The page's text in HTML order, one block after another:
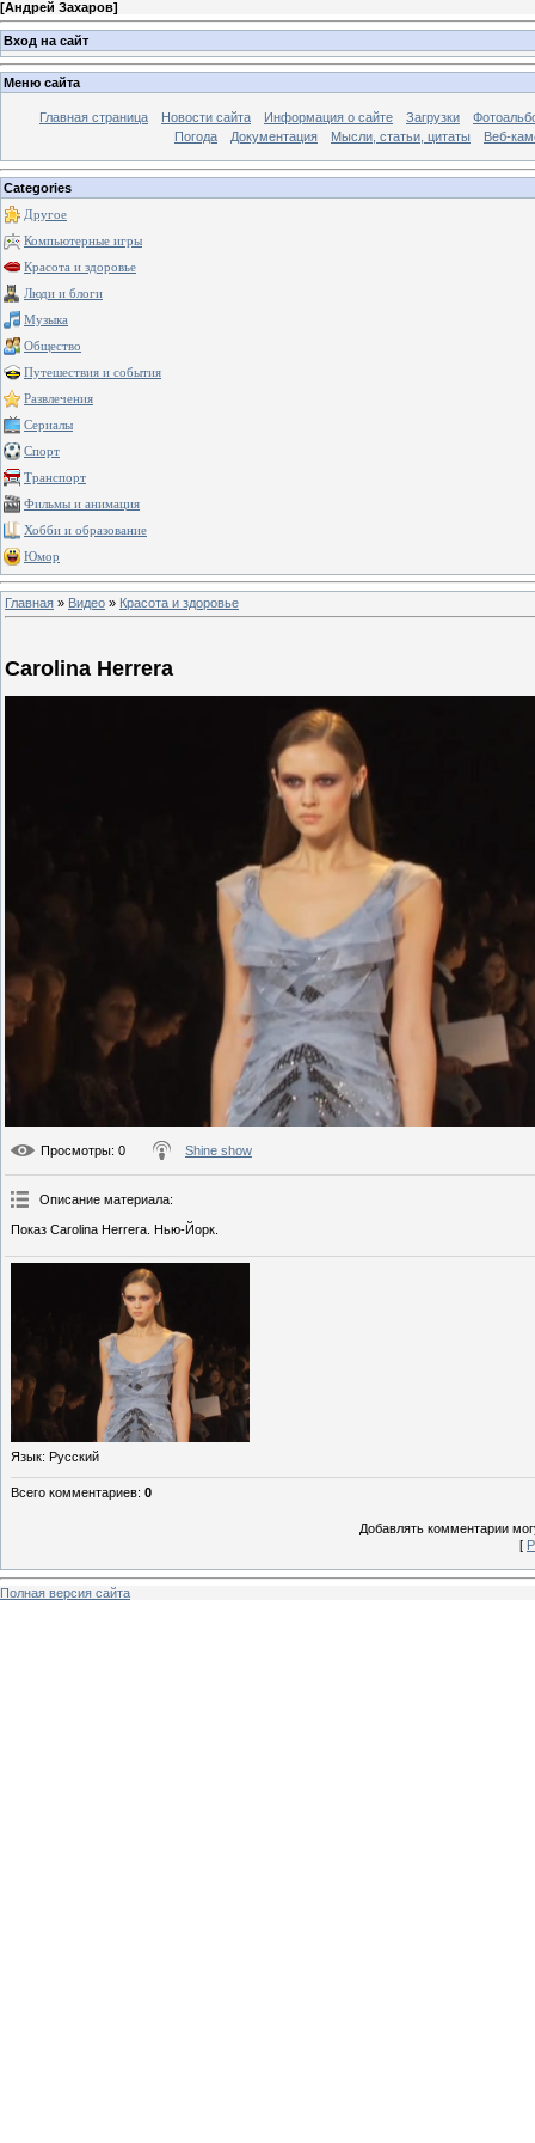
[Андрей Захаров]
Вход на сайт
Меню сайта
Главная страница Новости сайта Информация о сайте Загрузки
Погода
Документация Мысли, статьи, цитаты Веб-
Categories
Другое
Компьютерные игры
Красота и здоровье
Люди и блоги
Музыка
Общество
Путешествия и события
Развлечения
Сериалы
Спорт
Транспорт
Фильмы и анимация
Хобби и образование
Юмор
Главная » Видео » Красота и здоровье
Carolina Herrera
Просмотры: 0 Shine show
Описание материала:
Показ Carolina Herrera. Нью-Йорк.
Язык: Русский
Всего комментариев: 0
Добавлять комментарии
[
Полная версия сайта